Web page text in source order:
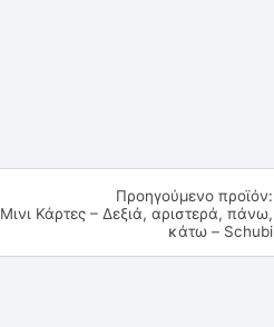
Προηγούμενο προϊόν:
Μινι Κάρτες – Δεξιά, αριστερά, πάνω,
κάτω – Schubi